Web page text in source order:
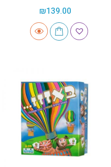
₪139.00